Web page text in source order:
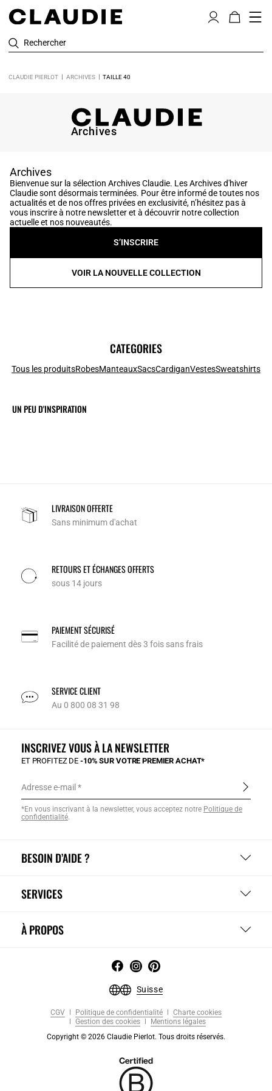
Rechercher
CLAUDIE PIERLOT ARCHIVES TAILLE 40
Archives
Archives
Bienvenue sur la sélection Archives Claudie. Les Archives d'hiver
Claudie sont désormais terminées. Pour être informé de toutes nos
actualités et de nos offres privées en exclusivité, n’hésitez pas à
vous inscrire à notre newsletter et à découvrir notre collection
actuelle et nos nouveautés.
S’INSCRIRE
VOIR LA NOUVELLE COLLECTION
CATEGORIES
Tous les produitsRobesManteauxSacsCardiganVestesSweatshirts
UN PEU D'INSPIRATION
LIVRAISON OFFERTE
Sans minimum d'achat
RETOURS ET ÉCHANGES OFFERTS
sous 14 jours
PAIEMENT SÉCURISÉ
Facilité de paiement dès 3 fois sans frais
SERVICE CLIENT
Au 0 800 08 31 98
BESOIN D’AIDE ?
SERVICES
À PROPOS
INSCRIVEZ VOUS À LA NEWSLETTER
ET PROFITEZ DE-10% SUR VOTRE PREMIER ACHAT*
Adresse e-mail
*En vous inscrivant à la newsletter, vous acceptez notre Politique de
confidentialité.
Suisse
CGV Politique de confidentialité
Charte cookies
Gestion des cookies
Mentions légales
Copyright © 2026 Claudie Pierlot. Tous droits réservés.